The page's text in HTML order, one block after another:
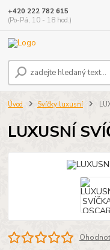
+420 222 782 615
(Po-Pá, 10 - 18 hod.)
Úvod Svíčky luxusní
LUXUSNÍ